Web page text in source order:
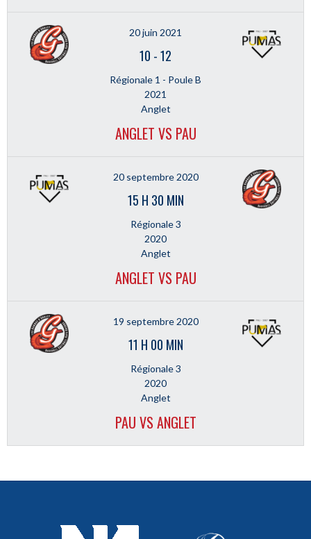
20 juin 2021
10 -12
Régionale 1 - Poule B
2021
Anglet
ANGLET VS PAU
20 septembre 2020
15 H 30 MIN
Régionale 3
2020
Anglet
ANGLET VS PAU
19 septembre 2020
11 H 00 MIN
Régionale 3
2020
Anglet
PAU VS ANGLET